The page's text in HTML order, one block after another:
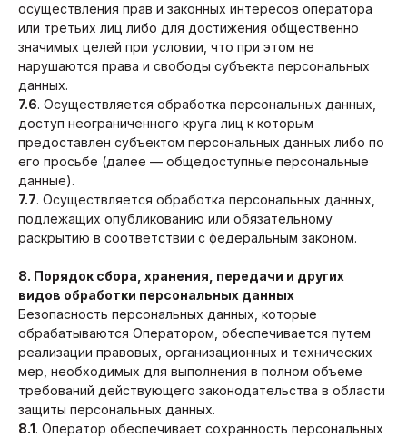
осуществления прав и законных интересов оператора
или третьих лиц либо для достижения общественно
значимых целей при условии, что при этом не
нарушаются права и свободы субъекта персональных
данных.
7.6. Осуществляется обработка персональных данных,
доступ неограниченного круга лиц к которым
предоставлен субъектом персональных данных либо по
его просьбе (далее — общедоступные персональные
данные).
7.7. Осуществляется обработка персональных данных,
подлежащих опубликованию или обязательному
раскрытию в соответствии с федеральным законом.
8. Порядок сбора, хранения, передачи и других
видов обработки персональных данных
Безопасность персональных данных, которые
обрабатываются Оператором, обеспечивается путем
реализации правовых, организационных и технических
мер, необходимых для выполнения в полном объеме
требований действующего законодательства в области
защиты персональных данных.
8.1. Оператор обеспечивает сохранность персональных